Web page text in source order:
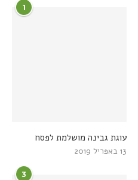
1
עוגת גבינה מושלמת לפסח
13 באפריל 2019
3